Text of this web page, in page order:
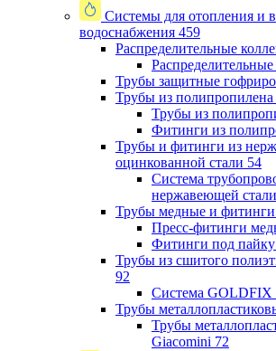
Системы для отопления и
водоснабжения 459
Распределительные
Трубы защитные
Трубы из
Трубы из
Фитинги из
Трубы и фитинги из
оцинкованной стали 54
Система
нержавеющей
Трубы медные и фитинги
Пресс-фитинги
Фитинги под пайку
Трубы из сшитого
92
Система GOLDFIX
Трубы
Трубы
Giacomini 72